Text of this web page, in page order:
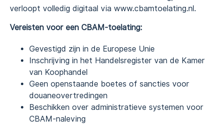
verloopt volledig digitaal via www.cbamtoelating.nl.
Vereisten voor een CBAM-toelating:
Gevestigd zijn in de Europese Unie
Inschrijving in het Handelsregister van de Kamer
van Koophandel
Geen openstaande boetes of sancties voor
douaneovertredingen
Beschikken over administratieve systemen voor
CBAM-naleving